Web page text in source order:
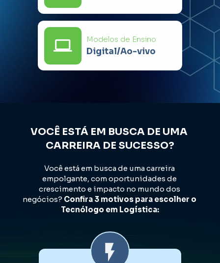
Digital/Ao-vivo
Modelos de Ensino
VOCÊ ESTÁ EM BUSCA DE UMA
CARREIRA DE SUCESSO?
Você está em busca de uma carreira
empolgante, com oportunidades de
crescimento e impacto no mundo dos
negócios? Confira 3 motivos para escolher o
Tecnólogo em Logística: